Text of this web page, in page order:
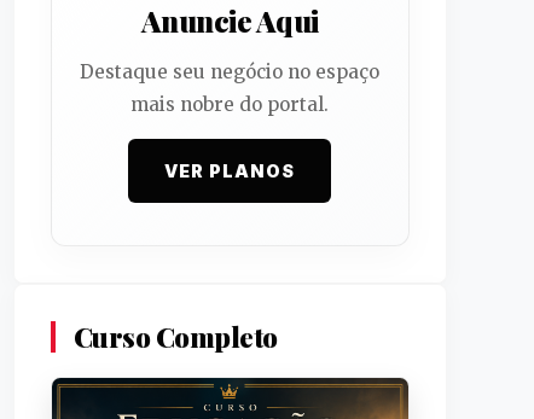
Anuncie Aqui
Destaque seu negócio no espaço
mais nobre do portal.
VER PLANOS
Curso Completo